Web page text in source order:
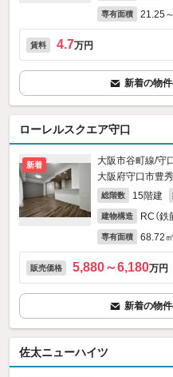
専有面積 21.25
賃料 4.7万円
新着の物
ローレルスクエア守口
新着
大阪市谷町線/守
大阪府守口市豊
総階数 15階建
建物構造 RC（
専有面積 68.72㎡
販売価格 5,880～6,180万円
新着の物
佐太ニューハイツ